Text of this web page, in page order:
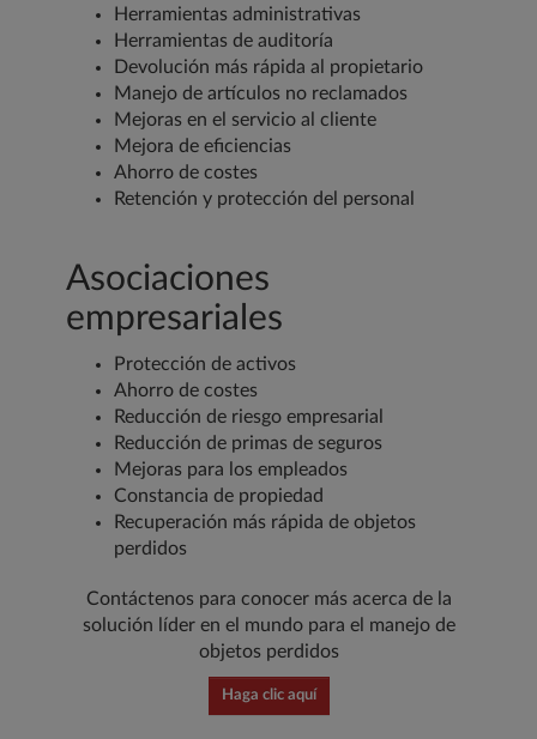
Herramientas administrativas
Herramientas de auditoría
Devolución más rápida al propietario
Manejo de artículos no reclamados
Mejoras en el servicio al cliente
Mejora de eficiencias
Ahorro de costes
Retención y protección del personal
Asociaciones
empresariales
Protección de activos
Ahorro de costes
Reducción de riesgo empresarial
Reducción de primas de seguros
Mejoras para los empleados
Constancia de propiedad
Recuperación más rápida de objetos
perdidos
Contáctenos para conocer más acerca de la
solución líder en el mundo para el manejo de
objetos perdidos
Haga clic aquí